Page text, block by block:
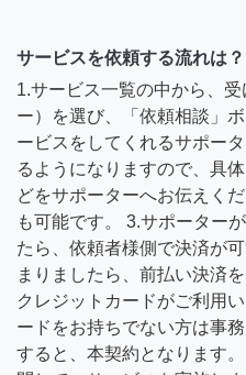
サービスを依頼する流れは？
1.サービス一覧の中から、
ー）を選び、「依頼相談」
ービスをしてくれるサポー
るようになりますので、具
どをサポーターへお伝えく
も可能です。 3.サポーター
たら、依頼者様側で決済が
まりましたら、前払い決済
クレジットカードがご利用
ードをお持ちでない方は事
すると、本契約となります